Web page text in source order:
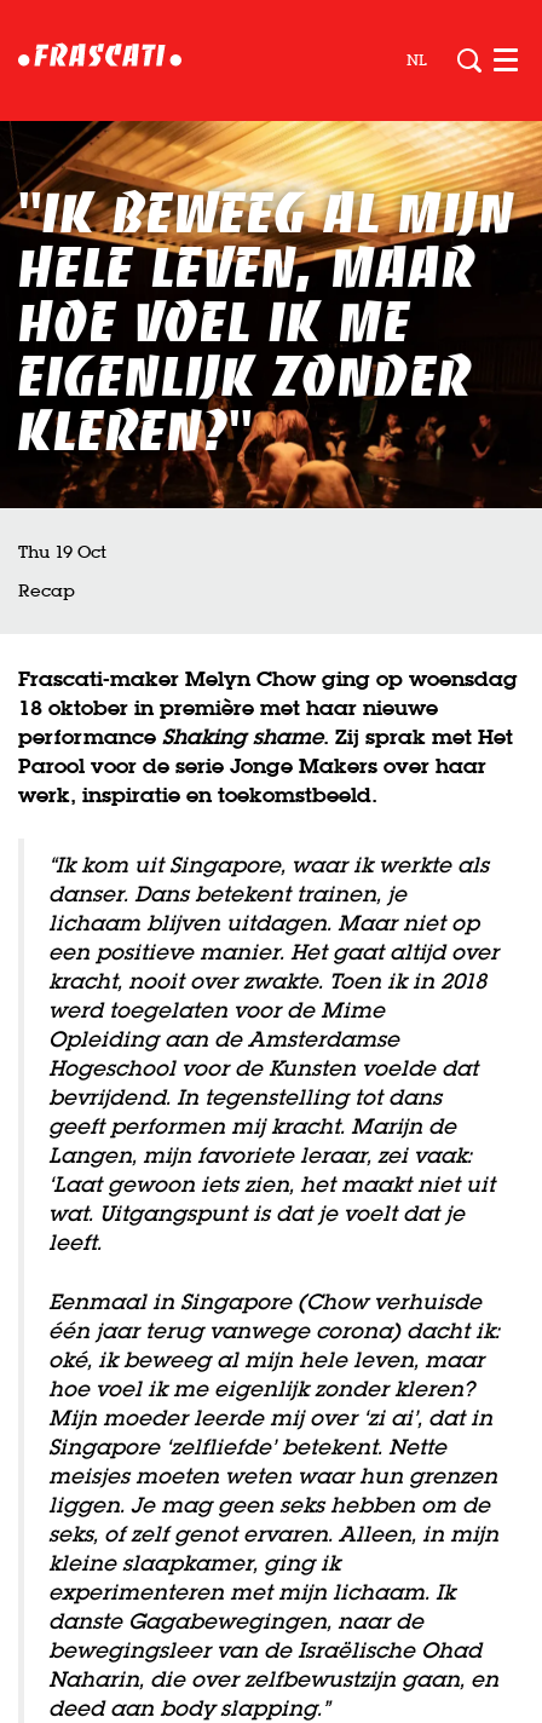
NL
''Ik beweeg al mijn
hele leven, maar
hoe voel ik me
eigenlijk zonder
kleren?''
Recap
Thu 19 Oct
Frascati-maker Melyn Chow ging op woensdag
18 oktober in première met haar nieuwe
performance Shaking shame. Zij sprak met Het
Parool voor de serie Jonge Makers over haar
werk, inspiratie en toekomstbeeld.
“Ik kom uit Singapore, waar ik werkte als
danser. Dans betekent trainen, je
lichaam blijven uitdagen. Maar niet op
een positieve manier. Het gaat altijd over
kracht, nooit over zwakte. Toen ik in 2018
werd toegelaten voor de Mime
Opleiding aan de Amsterdamse
Hogeschool voor de Kunsten voelde dat
bevrijdend. In tegenstelling tot dans
geeft performen mij kracht. Marijn de
Langen, mijn favoriete leraar, zei vaak:
‘Laat gewoon iets zien, het maakt niet uit
wat. Uitgangspunt is dat je voelt dat je
leeft.
Eenmaal in Singapore (Chow verhuisde
één jaar terug vanwege corona) dacht ik:
oké, ik beweeg al mijn hele leven, maar
hoe voel ik me eigenlijk zonder kleren?
Mijn moeder leerde mij over ‘zi ai’, dat in
Singapore ‘zelfliefde’ betekent. Nette
meisjes moeten weten waar hun grenzen
liggen. Je mag geen seks hebben om de
seks, of zelf genot ervaren. Alleen, in mijn
kleine slaapkamer, ging ik
experimenteren met mijn lichaam. Ik
danste Gagabewegingen, naar de
bewegingsleer van de Israëlische Ohad
Naharin, die over zelfbewustzijn gaan, en
deed aan body slapping.”